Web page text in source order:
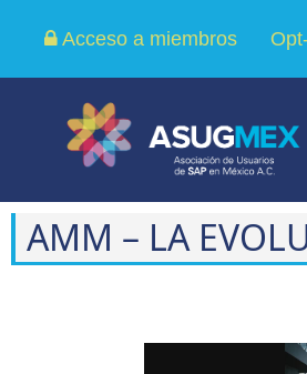
Acceso a miembros
AMM – LA